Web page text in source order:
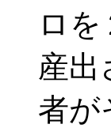
ロ
産出
者が